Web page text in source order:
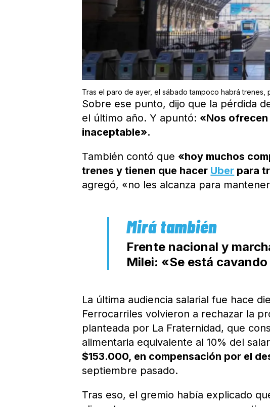
Tras el paro de ayer, el sábado tampoco habrá trenes,
Sobre ese punto, dijo que la pérdida
el último año. Y apuntó: «Nos ofrecen
inaceptable».
También contó que «hoy muchos
trenes y tienen que hacer Uber para
agregó, «no les alcanza para
Frente nacional y
Milei: «Se está
La última audiencia salarial fue hace
Ferrocarriles volvieron a rechazar la
planteada por La Fraternidad, que
alimentaria equivalente al 10% del
$153.000, en compensación por el
septiembre pasado.
Tras eso, el gremio había explicado